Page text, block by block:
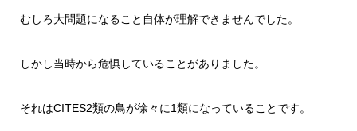
むしろ大問題になること自体が理解できませんでした。
しかし当時から危惧していることがありました。
それはCITES2類の鳥が徐々に1類になっていることです。